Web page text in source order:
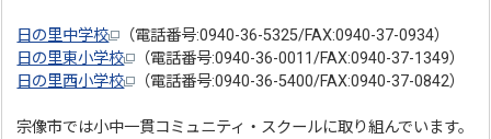
日の里中学校
（電話番号:0940-36-5325/FAX:0940-37-0934）
日の里東小学校
（電話番号:0940-36-0011/FAX:0940-37-1349）
日の里西小学校
（電話番号:0940-36-5400/FAX:0940-37-0842）
宗像市では小中一貫コミュニティ・スクールに取り組んでいます。